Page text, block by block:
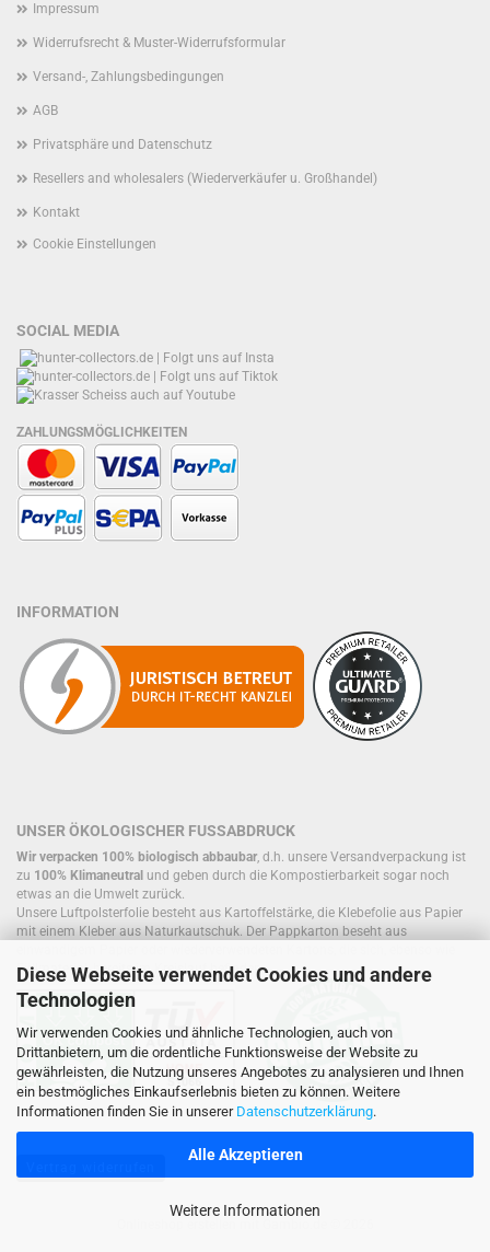
Diese Webseite verwendet Cookies und andere
Technologien
Wir verwenden Cookies und ähnliche Technologien, auch von
Drittanbietern, um die ordentliche Funktionsweise der Website zu
gewährleisten, die Nutzung unseres Angebotes zu analysieren und Ihnen
ein bestmögliches Einkaufserlebnis bieten zu können. Weitere
Informationen finden Sie in unserer Datenschutzerklärung.
Alle Akzeptieren
Weitere Informationen
Impressum
Widerrufsrecht & Muster-Widerrufsformular
Versand-, Zahlungsbedingungen
AGB
Privatsphäre und Datenschutz
Resellers and wholesalers (Wiederverkäufer u. Großhandel)
Kontakt
Cookie Einstellungen
SOCIAL MEDIA
ZAHLUNGSMÖGLICHKEITEN
INFORMATION
UNSER ÖKOLOGISCHER FUSSABDRUCK
Wir verpacken 100% biologisch abbaubar, d.h. unsere Versandverpackung ist
zu 100% Klimaneutral und geben durch die Kompostierbarkeit sogar noch
etwas an die Umwelt zurück.
Unsere Luftpolsterfolie besteht aus Kartoffelstärke, die Klebefolie aus Papier
mit einem Kleber aus Naturkautschuk. Der Pappkarton beseht aus
Füllmaterial, bereits im Kreislauf befinden.